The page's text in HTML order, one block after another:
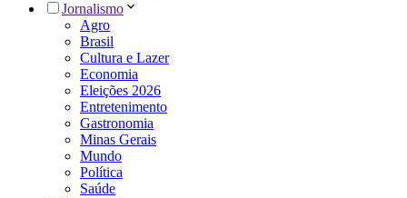
Jornalismo
Agro
Brasil
Cultura e Lazer
Economia
Eleições 2026
Entretenimento
Gastronomia
Minas Gerais
Mundo
Política
Saúde